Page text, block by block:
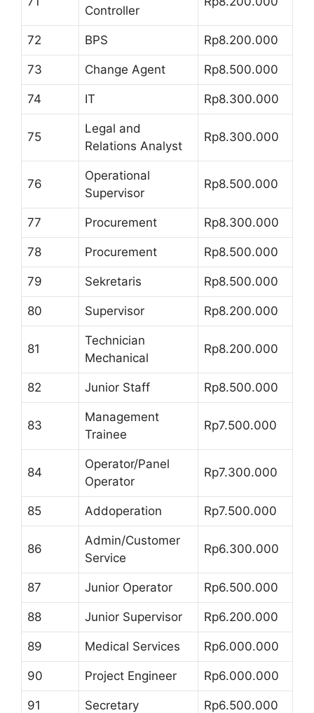
Controller
72 BPS Rp8.200.000
73 Change Agent Rp8.500.000
74 IT Rp8.300.000
75
Legal and
Relations Analyst
Rp8.300.000
76
Operational
Supervisor
Rp8.500.000
77 Procurement Rp8.300.000
78 Procurement Rp8.500.000
79 Sekretaris Rp8.500.000
80 Supervisor Rp8.200.000
81
Technician
Mechanical
Rp8.200.000
82 Junior Staff Rp8.500.000
83
Management
Trainee
Rp7.500.000
84
Operator/Panel
Operator
Rp7.300.000
85 Addoperation Rp7.500.000
86
Admin/Customer
Service
Rp6.300.000
87 Junior Operator Rp6.500.000
88 Junior Supervisor Rp6.200.000
89 Medical Services Rp6.000.000
90 Project Engineer Rp6.000.000
91 Secretary Rp6.500.000